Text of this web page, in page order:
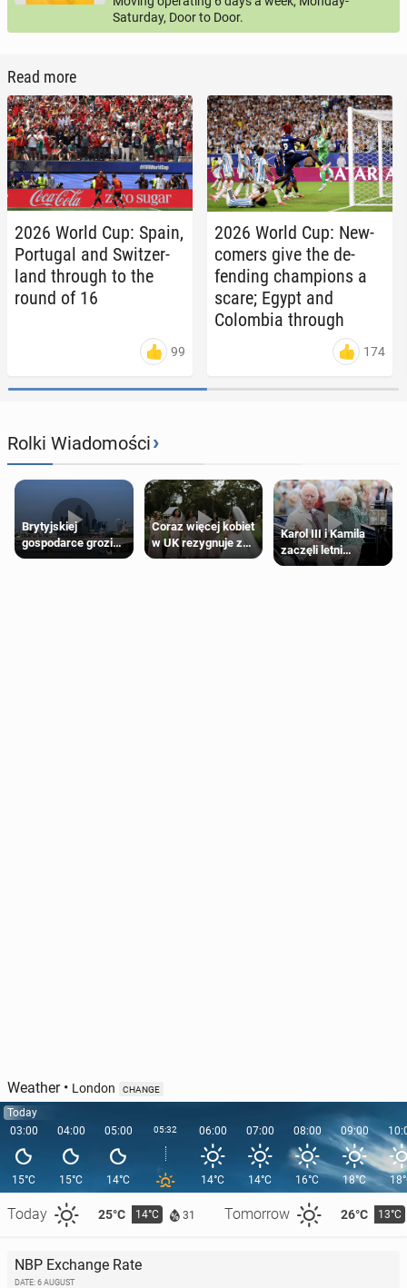
Saturday, Door to Door.
Read more
2026 World Cup: Spain,
Por­tu­gal and Switzer­
land through to the
round of 16
99
2026 World Cup: New­
com­ers give the de­
fend­ing cham­pi­ons a
scare; Egypt and
Colom­bia through
174
Rolki Wiadomości›
Brytyjskiej
gospodarce grozi
recesja, jeśli
Coraz więcej kobiet
w UK rezygnuje z
roli druhny na
Karol III i Kamila
zaczęli letni
odpoczynek po
Weather• London CHANGE
Today
03:00
15°C
Today 25°C 14°C 31 Tomorrow 26°C 13°C
04:00
15°C
05:00
14°C
05:32 06:00
14°C
07:00
14°C
08:00
16°C
09:00
18°C
NBP Exchange Rate
DATE: 6 AUGUST